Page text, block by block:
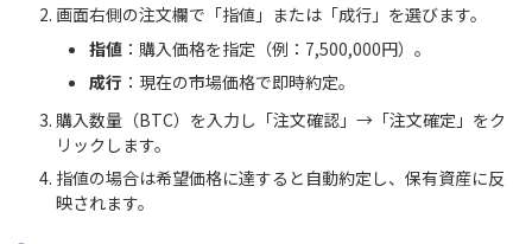
画面右側の注文欄で「指値」または「成行」を選びます。
指値 ：購入価格を指定（例：7,500,000円）。
成行 ：現在の市場価格で即時約定。
購入数量（BTC）を入力し「注文確認」→「注文確定」をク
リックします。
指値の場合は希望価格に達すると自動約定し、保有資産に反
映されます。